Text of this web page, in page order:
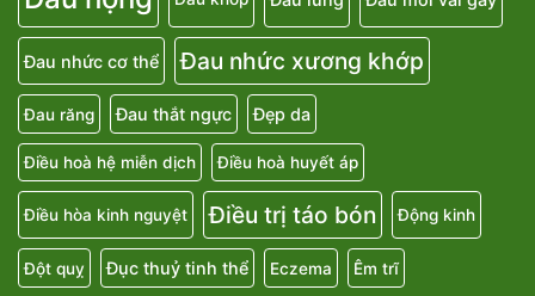
Đau nhức cơ thể Đau nhức xương khớp
Đau răng Đau thắt ngực Đẹp da
Điều hoà hệ miễn dịch Điều hoà huyết áp
Điều hòa kinh nguyệt Điều trị táo bón Động kinh
Đột quỵ Đục thuỷ tinh thể Eczema Êm trĩ